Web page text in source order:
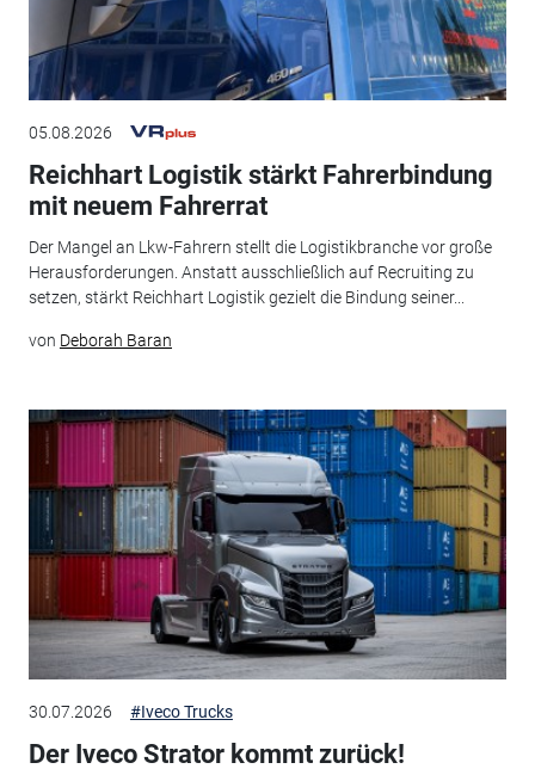
05.08.2026
Reichhart Logistik stärkt Fahrerbindung
mit neuem Fahrerrat
Der Mangel an Lkw-Fahrern stellt die Logistikbranche vor große
Herausforderungen. Anstatt ausschließlich auf Recruiting zu
setzen, stärkt Reichhart Logistik gezielt die Bindung seiner...
von Deborah Baran
30.07.2026 #Iveco Trucks
Der Iveco Strator kommt zurück!